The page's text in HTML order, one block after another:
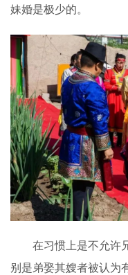
妹婚是极少的。
在习惯上是不允许
别是弟娶其嫂者被认为